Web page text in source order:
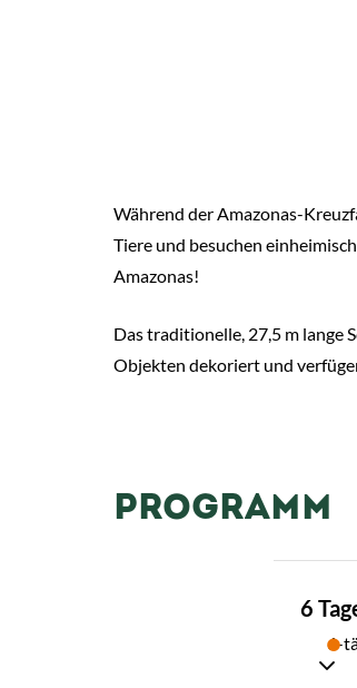
Während der Amazonas-
Tiere und besuchen
Amazonas!
Das traditionelle, 27,5 m lange
Objekten dekoriert und
PROGRAMM
6
6-